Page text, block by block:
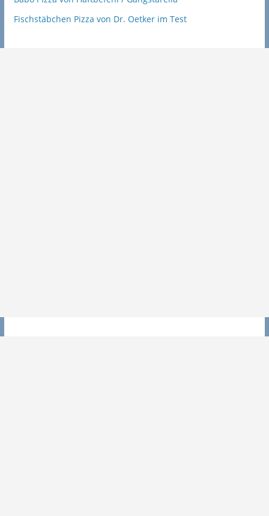
Fischstäbchen Pizza von Dr. Oetker im Test